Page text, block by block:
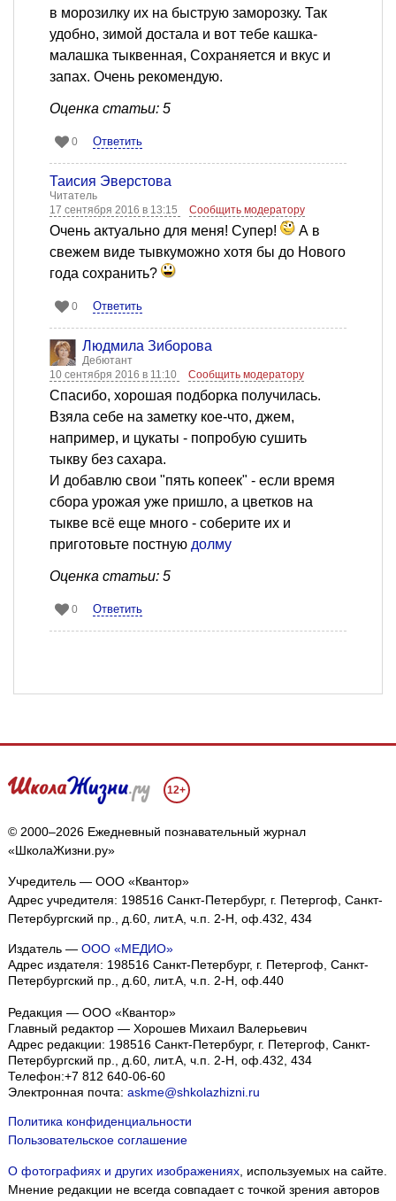
в морозилку их на быструю заморозку. Так
удобно, зимой достала и вот тебе кашка-
малашка тыквенная, Сохраняется и вкус и
запах. Очень рекомендую.
Оценка статьи: 5
0 Ответить
Таисия Эверстова
Читатель
17 сентября 2016 в 13:15
Сообщить модератору
Очень актуально для меня! Супер!
А в
свежем виде тывкуможно хотя бы до Нового
года сохранить?
0 Ответить
Людмила Зиборова
Дебютант
10 сентября 2016 в 11:10
Сообщить модератору
Спасибо, хорошая подборка получилась.
Взяла себе на заметку кое-что, джем,
например, и цукаты - попробую сушить
тыкву без сахара.
И добавлю свои "пять копеек" - если время
сбора урожая уже пришло, а цветков на
тыкве всё еще много - соберите их и
приготовьте постную долму
Оценка статьи: 5
0 Ответить
12+
© 2000–2026 Ежедневный познавательный журнал
«ШколаЖизни.ру»
Учредитель — ООО «Квантор»
Адрес учредителя: 198516 Санкт-Петербург, г. Петергоф, Санкт-
Петербургский пр., д.60, лит.А, ч.п. 2-Н, оф.432, 434
Издатель — ООО «МЕДИО»
Адрес издателя: 198516 Санкт-Петербург, г. Петергоф, Санкт-
Петербургский пр., д.60, лит.А, ч.п. 2-Н, оф.440
Редакция — ООО «Квантор»
Главный редактор — Хорошев Михаил Валерьевич
Адрес редакции: 198516 Санкт-Петербург, г. Петергоф Санкт-
Петербургский пр., д.60, лит.А, ч.п. 2-Н, оф.432, 434
Телефон:+7 812 640-06-60
Электронная почта: askme@shkolazhizni.ru
Политика конфиденциальности
Пользовательское соглашение
О фотографиях и других изображениях, используемых на сайте.
Мнение редакции не всегда совпадает с точкой зрения авторов